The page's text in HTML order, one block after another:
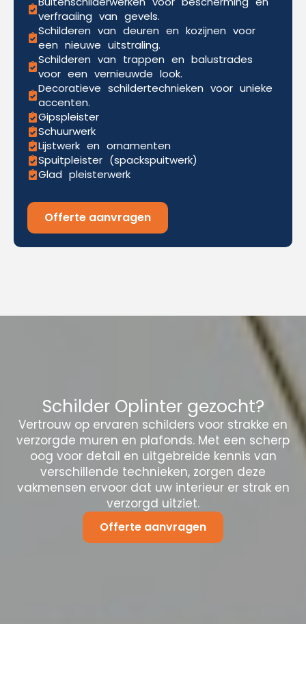
verfraaiing van gevels.
Schilderen van deuren en kozijnen voor
een nieuwe uitstraling.
Schilderen van trappen en balustrades
voor een vernieuwde look.
Decoratieve schildertechnieken voor unieke
accenten.
Gipspleister
Schuurwerk
Lijstwerk en ornamenten
Spuitpleister (spackspuitwerk)
Glad pleisterwerk
Offerte aanvragen
Schilder Oplinter gezocht?
Vertrouw op ervaren schilders voor strakke en
verzorgde muren en plafonds. Met een scherp
oog voor detail en uitgebreide kennis van
verschillende technieken, zorgen deze
vakmensen ervoor dat uw interieur er strak en
verzorgd uitziet.
Offerte aanvragen